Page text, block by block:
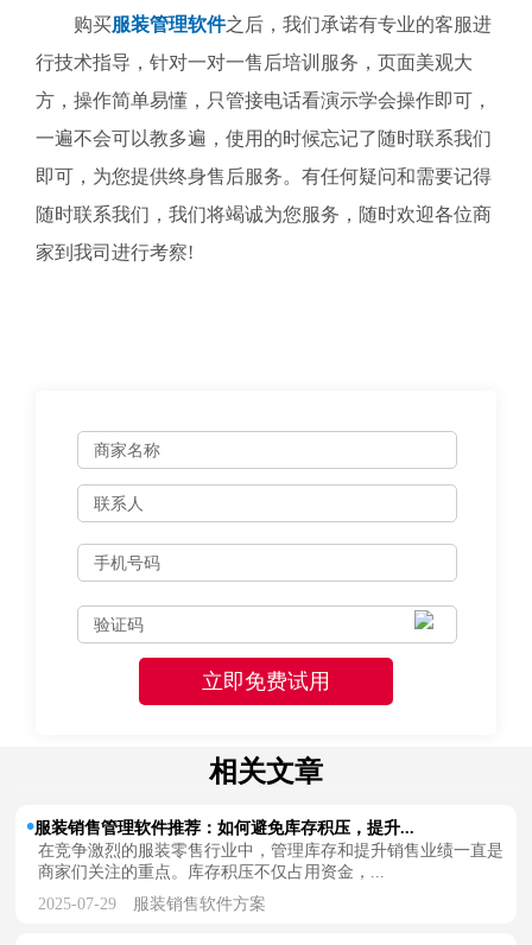
购买服装管理软件之后，我们承诺有专业的客服进
行技术指导，针对一对一售后培训服务，页面美观大
方，操作简单易懂，只管接电话看演示学会操作即可，
一遍不会可以教多遍，使用的时候忘记了随时联系我们
即可，为您提供终身售后服务。有任何疑问和需要记得
随时联系我们，我们将竭诚为您服务，随时欢迎各位商
家到我司进行考察!
相关文章
服装销售管理软件推荐：如何避免库存积压，提升...
在竞争激烈的服装零售行业中，管理库存和提升销售业绩一直是
商家们关注的重点。库存积压不仅占用资金，...
2025-07-29 服装销售软件方案